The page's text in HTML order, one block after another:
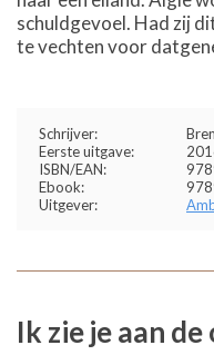
schuldgevoel. Had zij
te vechten voor
Schrijver:
Eerste uitgave:
ISBN/EAN:
Ebook:
Uitgever:
Ik zie je aan